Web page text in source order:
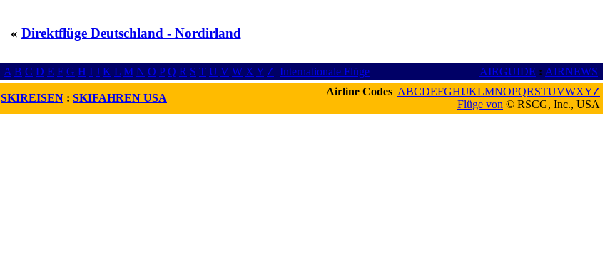
« Direktflüge Deutschland - Nordirland
A B C D E F G H I J K L M N O P Q R S T U V W X Y Z Internationale Flüge AIRGUIDE : AIRNEWS
SKIREISEN : SKIFAHREN USA
Airline Codes ABCDEFGHIJKLMNOPQRSTUVWXYZ
Flüge von © RSCG, Inc., USA